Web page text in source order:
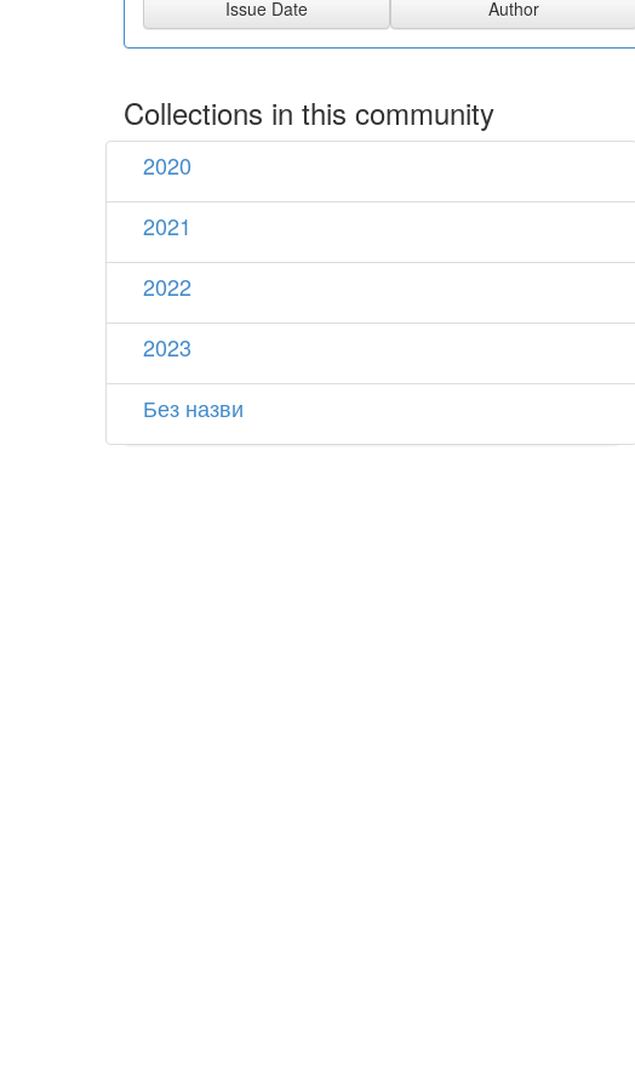
Collections in this community
2020
2021
2022
2023
Без назви